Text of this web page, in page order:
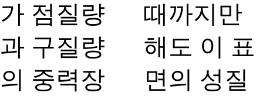
가 점질량
과 구질량
의 중력장
때까지만
해도 이 표
면의 성질